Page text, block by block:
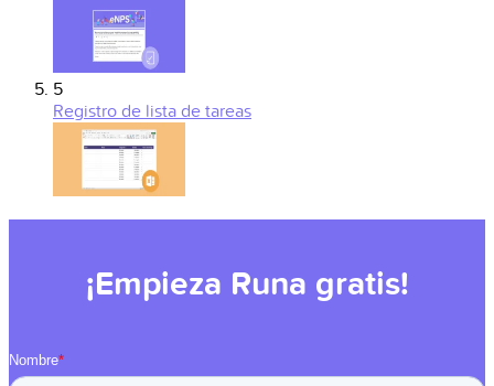
5
Registro de lista de tareas
¡Empieza Runa gratis!